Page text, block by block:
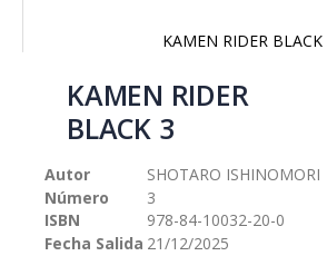
KAMEN RIDER BLACK
comienzo
galería
imágenes
KAMEN RIDER
BLACK 3
Autor
SHOTARO ISHINOMORI
Número
3
ISBN
978-84-10032-20-0
Fecha Salida 21/12/2025